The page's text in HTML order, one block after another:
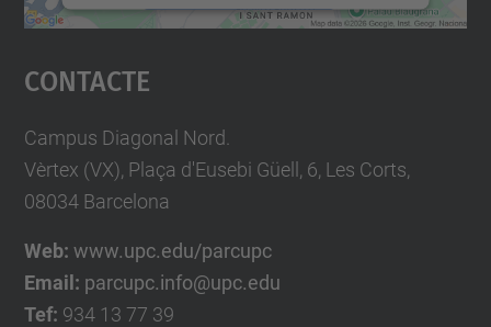
Accepta
powered by
Contacte
Campus Diagonal Nord.
Vèrtex (VX), Plaça d'Eusebi Güell, 6, Les Corts,
08034 Barcelona
Web: www.upc.edu/parcupc
Email: parcupc.info@upc.edu
Tef: 934 13 77 39